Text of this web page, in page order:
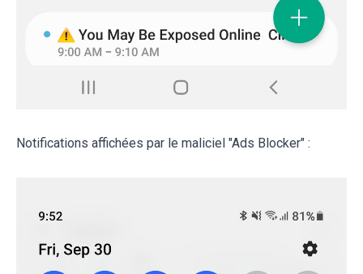
Notifications affichées par le maliciel "Ads Blocker" :